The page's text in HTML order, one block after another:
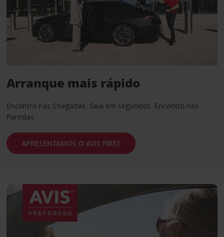
Arranque mais rápido
Encontro nas Chegadas. Saia em segundos. Encontro nas
Partidas.
APRESENTAMOS O AVIS FIRST